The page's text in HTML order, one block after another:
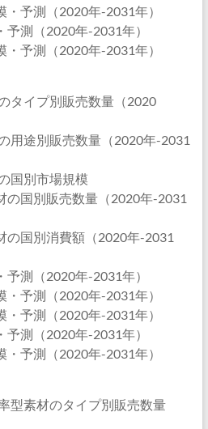
・予測（2020年-2031年）
予測（2020年-2031年）
・予測（2020年-2031年）
タイプ別販売数量（2020
用途別販売数量（2020年-2031
国別市場規模
の国別販売数量（2020年-2031
の国別消費額（2020年-2031
測（2020年-2031年）
予測（2020年-2031年）
予測（2020年-2031年）
測（2020年-2031年）
予測（2020年-2031年）
型素材のタイプ別販売数量